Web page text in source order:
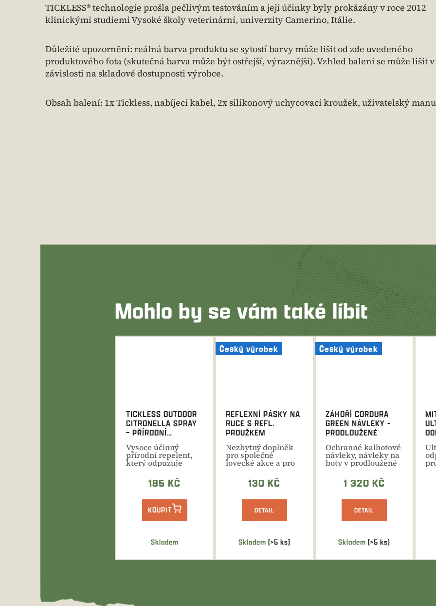
TICKLESS® technologie prošla pečlivým testováním a její účinky byly prokázány v roce 2012
klinickými studiemi Vysoké školy veterinární, univerzity Camerino, Itálie.
Důležité upozornění: reálná barva produktu se sytostí barvy může lišit od zde uvedeného
produktového fota (skutečná barva může být ostřejší, výraznější). Vzhled balení se může lišit v
závislosti na skladové dostupnosti výrobce.
Obsah balení: 1x Tickless, nabíjecí kabel, 2x silikonový uchycovací kroužek, uživatelský
Mohlo by se vám také líbit
Skladem
TICKLESS OUTDOOR
CITRONELLA SPRAY
– PŘÍRODNÍ
REPELENT PROTI
HMYZU
Vysoce účinný
přírodní repelent,
který odpuzuje
komáry, klíšťata a
185 KČ
KOUPIT
Český výrobek
Skladem (>5 ks)
REFLEXNÍ PÁSKY NA
RUCE S REFL.
PROUŽKEM
Nezbytný doplněk
pro společné
lovecké akce a pro
pohyb po veřejných
pozemních...
130 KČ
DETAIL
Český výrobek
Skladem (>5 ks)
ZÁHOŘÍ CORDURA
GREEN NÁVLEKY -
PRODLOUŽENÉ
Ochranné kalhotové
návleky, návleky na
boty v prodloužené
délce. Kvalitní...
1 320 KČ
DETAIL